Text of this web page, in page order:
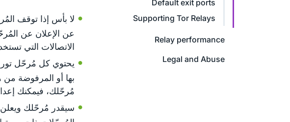
Default exit ports
Supporting Tor Relays
Relay performance
Legal and Abuse
لا بأس إذا توقف
عن الإعلان عن
الاتصالات التي
يحتوي كل مُرحّل تور
بها أو المرفوضة
مُرحّلك، فيمكنك
سيقدر مُرحّلك